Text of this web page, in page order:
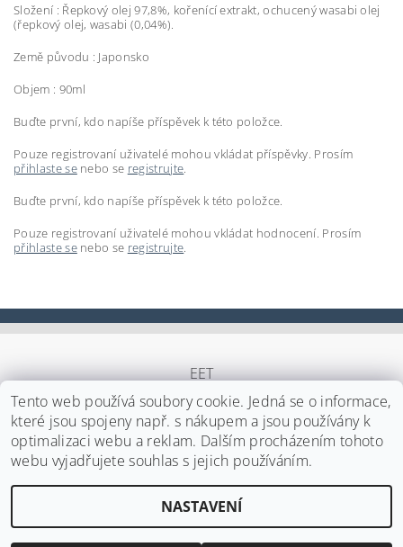
Složení : Řepkový olej 97,8%, kořenící extrakt, ochucený wasabi olej
(řepkový olej, wasabi (0,04%).
Země původu : Japonsko
Objem : 90ml
Buďte první, kdo napíše příspěvek k této položce.
Pouze registrovaní uživatelé mohou vkládat příspěvky. Prosím
přihlaste senebo se registrujte.
Buďte první, kdo napíše příspěvek k této položce.
Pouze registrovaní uživatelé mohou vkládat hodnocení. Prosím
přihlaste senebo se registrujte.
EET
2026 ©Japa Foods s.r.o. , všechna práva vyhrazenaUpravit nastavení cookies
Vytvořil Shoptet
Tento web používá soubory cookie. Jedná se o informace,
které jsou spojeny např. s nákupem a jsou používány k
optimalizaci webu a reklam. Dalším procházením tohoto
webu vyjadřujete souhlas s jejich používáním.
NASTAVENÍ